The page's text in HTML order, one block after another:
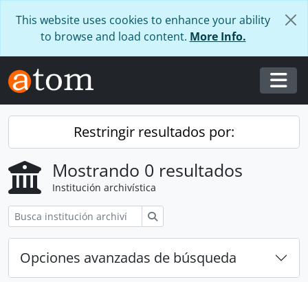
This website uses cookies to enhance your ability
to browse and load content. More Info.
Restringir resultados por:
Mostrando 0 resultados
Institución archivística
Opciones avanzadas de búsqueda